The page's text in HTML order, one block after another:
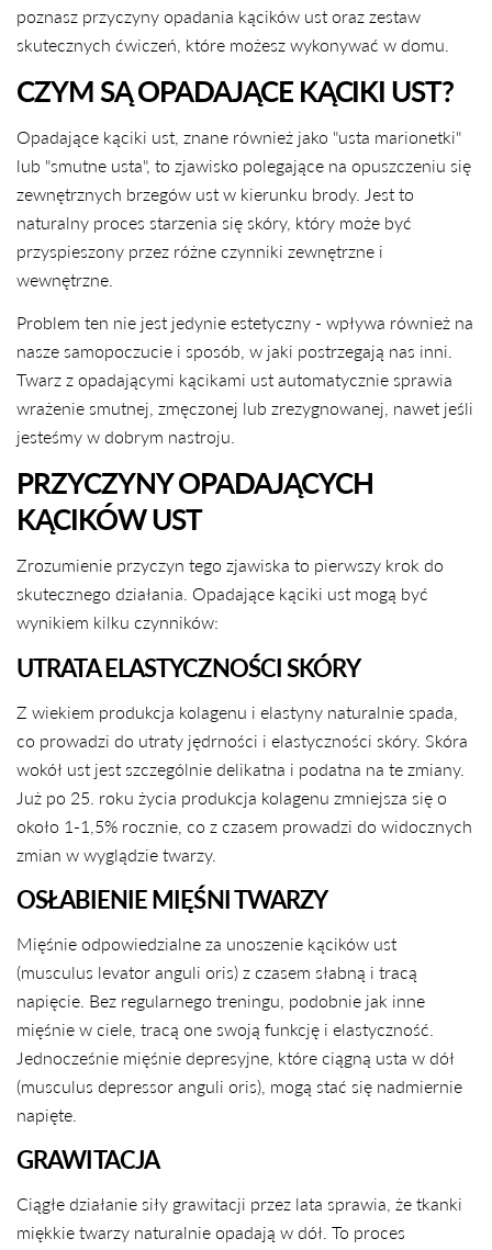
poznasz przyczyny opadania kącików ust oraz zestaw
skutecznych ćwiczeń, które możesz wykonywać w domu.
CZYM SĄ OPADAJĄCE KĄCIKI UST?
Opadające kąciki ust, znane również jako "usta marionetki"
lub "smutne usta", to zjawisko polegające na opuszczeniu się
zewnętrznych brzegów ust w kierunku brody. Jest to
naturalny proces starzenia się skóry, który może być
przyspieszony przez różne czynniki zewnętrzne i
wewnętrzne.
Problem ten nie jest jedynie estetyczny - wpływa również na
nasze samopoczucie i sposób, w jaki postrzegają nas inni.
Twarz z opadającymi kącikami ust automatycznie sprawia
wrażenie smutnej, zmęczonej lub zrezygnowanej, nawet jeśli
jesteśmy w dobrym nastroju.
PRZYCZYNY OPADAJĄCYCH
KĄCIKÓW UST
Zrozumienie przyczyn tego zjawiska to pierwszy krok do
skutecznego działania. Opadające kąciki ust mogą być
wynikiem kilku czynników:
UTRATA ELASTYCZNOŚCI SKÓRY
Z wiekiem produkcja kolagenu i elastyny naturalnie spada,
co prowadzi do utraty jędrności i elastyczności skóry. Skóra
wokół ust jest szczególnie delikatna i podatna na te zmiany.
Już po 25. roku życia produkcja kolagenu zmniejsza się o
około 1-1,5% rocznie, co z czasem prowadzi do widocznych
zmian w wyglądzie twarzy.
OSŁABIENIE MIĘŚNI TWARZY
Mięśnie odpowiedzialne za unoszenie kącików ust
(musculus levator anguli oris) z czasem słabną i tracą
napięcie. Bez regularnego treningu, podobnie jak inne
mięśnie w ciele, tracą one swoją funkcję i elastyczność.
Jednocześnie mięśnie depresyjne, które ciągną usta w dół
(musculus depressor anguli oris), mogą stać się nadmiernie
napięte.
GRAWITACJA
Ciągłe działanie siły grawitacji przez lata sprawia, że tkanki
miękkie twarzy naturalnie opadają w dół. To proces